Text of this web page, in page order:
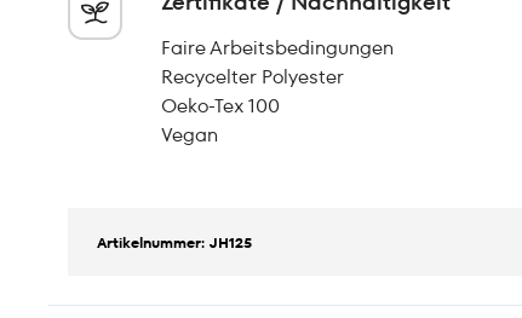
Faire Arbeitsbedingungen
Recycelter Polyester
Oeko-Tex 100
Vegan
Artikelnummer: JH125